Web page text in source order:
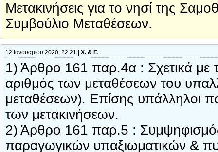
Μετακινήσεις για το νησί της
Συμβούλιο Μεταθέσεων.
12 Ιανουαρίου 2020, 22:21 | Χ. & Γ.
1) Άρθρο 161 παρ.4α : Σχετικά με
αριθμός των μεταθέσεων του
μεταθέσεων). Επίσης υπάλληλοι
των μετακινήσεων.
2) Άρθρο 161 παρ.5 :
παραγωγικών υπαξιωματικών &